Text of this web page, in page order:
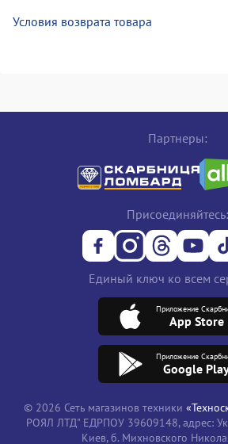
Условия возврата товара
Партнеры:
Присоединяйтесь:
Единый ключ ко всем
Приложение
App Store
Приложение
Google
© 2026 Сеть магазинов техники
РОЯЛ ЛТД" ЕДРПОУ 39609148, адрес:
Киев, б. Михновского